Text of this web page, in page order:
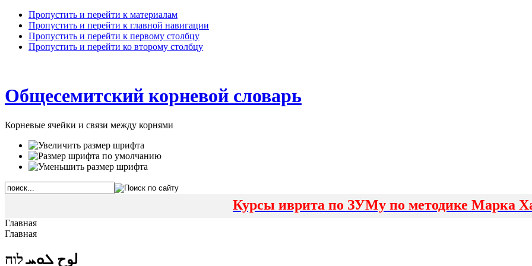
Пропустить и перейти к материалам
Пропустить и перейти к главной навигации
Пропустить и перейти к первому столбцу
Пропустить и перейти ко второму столбцу
Общесемитский корневой словарь
Корневые ячейки и связи между корнями
Курсы иврита по ЗУМу по методике Марка
Главная
Главная
لوح ܠܘܚ לוח